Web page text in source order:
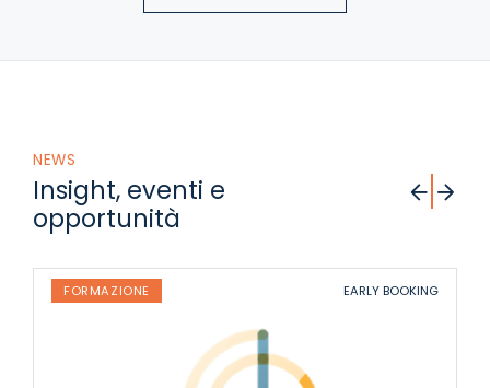
NEWS
Insight, eventi e
opportunità
FORMAZIONE EARLY BOOKING